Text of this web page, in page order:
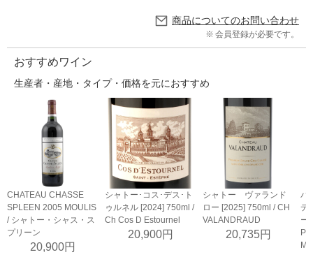
商品についてのお問い合わせ
会員登録が必要です。
おすすめワイン
生産者・産地・タイプ・価格を元におすすめ
CHATEAU CHASSE
SPLEEN 2005 MOULIS
/ シャトー・シャス・ス
プリーン
20,900円
シャトー･コス･デス･ト
ゥルネル [2024] 750ml /
Ch Cos D Estournel
20,900円
シャトー ヴァランド
ロー [2025] 750ml / CH
VALANDRAUD
20,735円
パ
デ
ー